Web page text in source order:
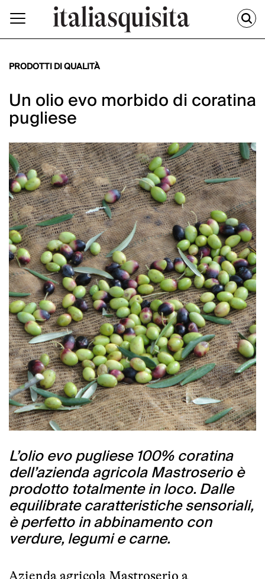
PRODOTTI DI QUALITÀ
Un olio evo morbido di coratina
pugliese
L’olio evo pugliese 100% coratina
dell’azienda agricola Mastroserio è
prodotto totalmente in loco. Dalle
equilibrate caratteristiche sensoriali,
è perfetto in abbinamento con
verdure, legumi e carne.
Azienda agricola Mastroserio a